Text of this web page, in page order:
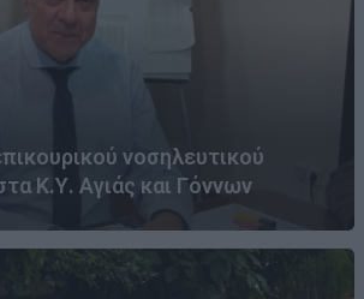
νοσηλευτικού
Κ.Υ. Αγιάς και Γόννων